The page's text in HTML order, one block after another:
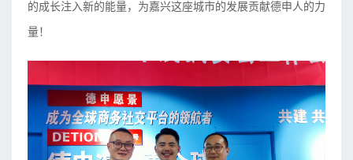
的成长注入新的能量，为嘉兴这座城市的发展贡献德申人的力
量！